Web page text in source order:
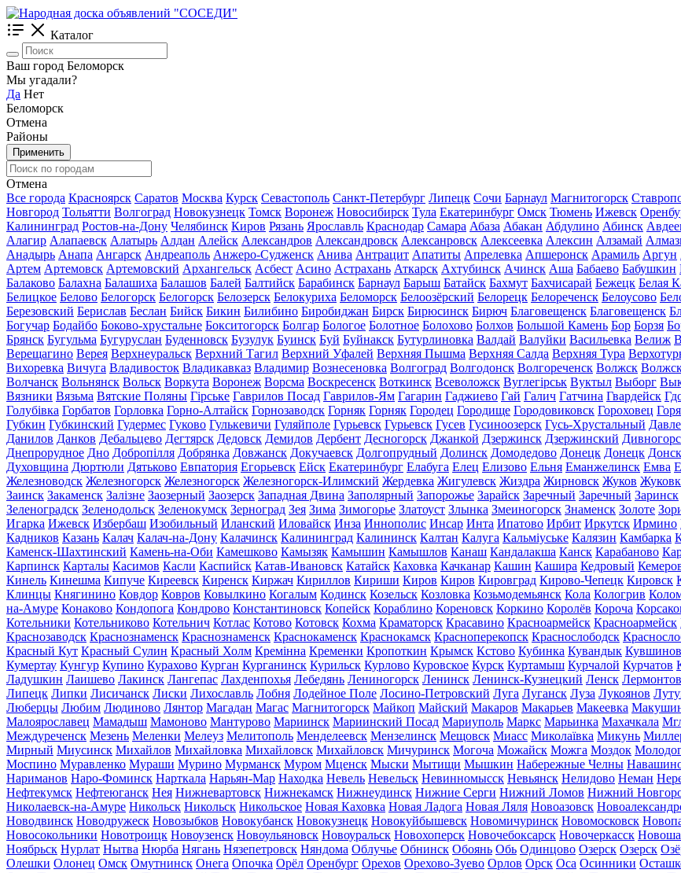
Каталог
Ваш город Беломорск
Мы угадали?
Да Нет
Беломорск
Отмена
Районы
Применить
Отмена
Все города Красноярск Саратов Москва Курск Севастополь Санкт-Петербург Липецк Сочи Барнаул Магнитогорск
Новгород Тольятти Волгоград Новокузнецк Томск Воронеж Новосибирск Тула Екатеринбург Омск Тюмень Ижевск
Калининград Ростов-на-Дону Челябинск Киров Рязань Ярославль Краснодар Самара Абаза Абакан Абдулино Абинск
Алагир Алапаевск Алатырь Алдан Алейск Александров Александровск Алексанровск Алексеевка Алексин Алзамай
Анадырь Анапа Ангарск Андреаполь Анжеро-Судженск Анива Антрацит Апатиты Апрелевка Апшеронск Арамиль Аргун
Артем Артемовск Артемовский Архангельск Асбест Асино Астрахань Аткарск Ахтубинск Ачинск Аша Бабаево Бабушкин
Балаково Балахна Балашиха Балашов Балей Балтийск Барабинск Барнаул Барыш Батайск Бахмут Бахчисарай Бежецк Белая
Белицкое Белово Белогорск Белогорск Белозерск Белокуриха Беломорск Белоозёрский Белорецк Белореченск Белоусово
Березовский Берислав Беслан Бийск Бикин Билибино Биробиджан Бирск Бирюсинск Бирюч Благовещенск Благовещенск
Богучар Бодайбо Боково-хрустальне Бокситогорск Болгар Бологое Болотное Болохово Болхов Большой Камень Бор Борзя
Брянск Бугульма Бугуруслан Буденновск Бузулук Буинск Буй Буйнакск Бутурлиновка Валдай Валуйки Васильевка Велиж
Верещагино Верея Верхнеуральск Верхний Тагил Верхний Уфалей Верхняя Пышма Верхняя Салда Верхняя Тура
Вихоревка Вичуга Владивосток Владикавказ Владимир Вознесеновка Волгоград Волгодонск Волгореченск Волжск
Волчанск Вольнянск Вольск Воркута Воронеж Ворсма Воскресенск Воткинск Всеволожск Вуглегірськ Вуктыл Выборг
Вязники Вязьма Вятские Поляны Гірське Гаврилов Посад Гаврилов-Ям Гагарин Гаджиево Гай Галич Гатчина Гвардейск
Голубівка Горбатов Горловка Горно-Алтайск Горнозаводск Горняк Горняк Городец Городище Городовиковск Гороховец
Губкин Губкинский Гудермес Гуково Гулькевичи Гуляйполе Гурьевск Гурьевск Гусев Гусиноозерск Гусь-Хрустальный
Данилов Данков Дебальцево Дегтярск Дедовск Демидов Дербент Десногорск Джанкой Дзержинск Дзержинский
Днепрорудное Дно Добропілля Добрянка Довжанск Докучаевск Долгопрудный Долинск Домодедово Донецк Донецк
Духовщина Дюртюли Дятьково Евпатория Егорьевск Ейск Екатеринбург Елабуга Елец Елизово Ельня Еманжелинск Емва
Железноводск Железногорск Железногорск Железногорск-Илимский Жердевка Жигулевск Жиздра Жирновск Жуков
Заинск Закаменск Залізне Заозерный Заозерск Западная Двина Заполярный Запорожье Зарайск Заречный Заречный Заринск
Зеленоградск Зеленодольск Зеленокумск Зерноград Зея Зима Зимогорье Златоуст Злынка Змеиногорск Знаменск Золоте
Игарка Ижевск Избербаш Изобильный Иланский Иловайск Инза Иннополис Инсар Инта Ипатово Ирбит Иркутск Ирмино
Кадников Казань Калач Калач-на-Дону Калачинск Калининград Калининск Калтан Калуга Кальміуське Калязин Камбарка
Каменск-Шахтинский Камень-на-Оби Камешково Камызяк Камышин Камышлов Канаш Кандалакша Канск Карабаново
Карпинск Карталы Касимов Касли Каспийск Катав-Ивановск Катайск Каховка Качканар Кашин Кашира Кедровый
Кинель Кинешма Кипуче Киреевск Киренск Киржач Кириллов Кириши Киров Киров Кировград Кирово-Чепецк Кировск
Клинцы Княгинино Ковдор Ковров Ковылкино Когалым Кодинск Козельск Козловка Козьмодемьянск Кола Кологрив
на-Амуре Конаково Кондопога Кондрово Константиновск Копейск Кораблино Кореновск Коркино Королёв Короча
Котельники Котельниково Котельнич Котлас Котово Котовск Кохма Краматорск Красавино Красноармейск Красноармейск
Краснозаводск Краснознаменск Краснознаменск Краснокаменск Краснокамск Красноперекопск Краснослободск
Красный Кут Красный Сулин Красный Холм Кремінна Кременки Кропоткин Крымск Кстово Кубинка Кувандык
Кумертау Кунгур Купино Курахово Курган Курганинск Курильск Курлово Куровское Курск Куртамыш Курчалой Курчатов
Ладушкин Лаишево Лакинск Лангепас Лахденпохья Лебедянь Лениногорск Ленинск Ленинск-Кузнецкий Ленск Лермонтов
Липецк Липки Лисичанск Лиски Лихославль Лобня Лодейное Поле Лосино-Петровский Луга Луганск Луза Лукоянов
Люберцы Любим Людиново Лянтор Магадан Магас Магнитогорск Майкоп Майский Макаров Макарьев Макеевка
Малоярославец Мамадыш Мамоново Мантурово Мариинск Мариинский Посад Мариуполь Маркс Марьинка Махачкала
Междуреченск Мезень Меленки Мелеуз Мелитополь Менделеевск Мензелинск Мещовск Миасс Миколаївка Микунь
Мирный Миусинск Михайлов Михайловка Михайловск Михайловск Мичуринск Могоча Можайск Можга Моздок
Моспино Муравленко Мураши Мурино Мурманск Муром Мценск Мыски Мытищи Мышкин Набережные Челны
Нариманов Наро-Фоминск Нарткала Нарьян-Мар Находка Невель Невельск Невинномысск Невьянск Нелидово Неман
Нефтекумск Нефтеюганск Нея Нижневартовск Нижнекамск Нижнеудинск Нижние Серги Нижний Ломов Нижний
Николаевск-на-Амуре Никольск Никольск Никольское Новая Каховка Новая Ладога Новая Ляля Новоазовск
Новодвинск Новодружеск Новозыбков Новокубанск Новокузнецк Новокуйбышевск Новомичуринск Новомосковск
Новосокольники Новотроицк Новоузенск Новоульяновск Новоуральск Новохоперск Новочебоксарск Новочеркасск
Ноябрьск Нурлат Нытва Нюрба Нягань Нязепетровск Няндома Облучье Обнинск Обоянь Обь Одинцово Озерск Озерск
Олешки Олонец Омск Омутнинск Онега Опочка Орёл Оренбург Орехов Орехово-Зуево Орлов Орск Оса Осинники